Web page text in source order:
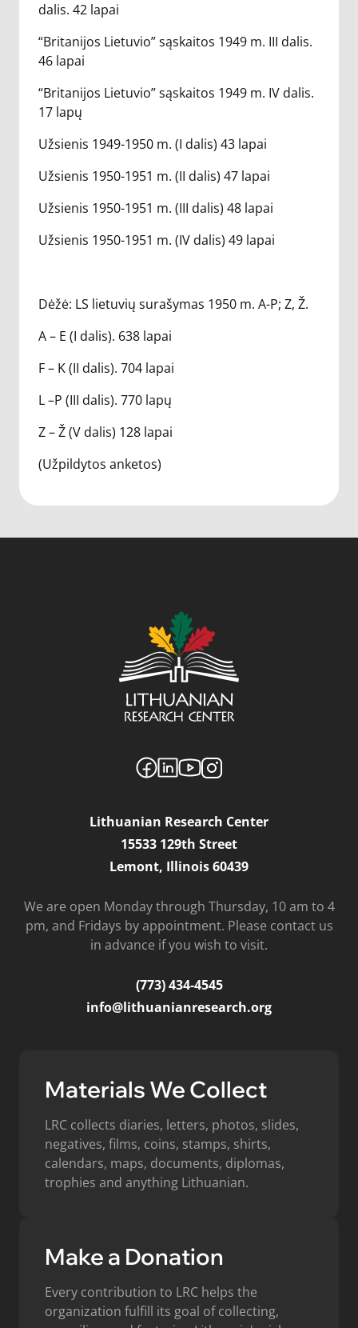
dalis. 42 lapai
“Britanijos Lietuvio” sąskaitos 1949 m. III dalis.
46 lapai
“Britanijos Lietuvio” sąskaitos 1949 m. IV dalis.
17 lapų
Užsienis 1949-1950 m. (I dalis) 43 lapai
Užsienis 1950-1951 m. (II dalis) 47 lapai
Užsienis 1950-1951 m. (III dalis) 48 lapai
Užsienis 1950-1951 m. (IV dalis) 49 lapai
Dėžė: LS lietuvių surašymas 1950 m. A-P; Z, Ž.
A – E (I dalis). 638 lapai
F – K (II dalis). 704 lapai
L –P (III dalis). 770 lapų
Z – Ž (V dalis) 128 lapai
(Užpildytos anketos)
Lithuanian Research Center
15533 129th Street
Lemont, Illinois 60439
We are open Monday through Thursday, 10 am to 4
pm, and Fridays by appointment. Please contact us
in advance if you wish to visit.
(773) 434-4545
info@lithuanianresearch.org
Materials We Collect
LRC collects diaries, letters, photos, slides,
negatives, films, coins, stamps, shirts,
calendars, maps, documents, diplomas,
trophies and anything Lithuanian.
Make a Donation
Every contribution to LRC helps the
organization fulfill its goal of collecting,